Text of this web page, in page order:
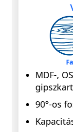
Fa
MDF-,
90°-os
Kapacitás